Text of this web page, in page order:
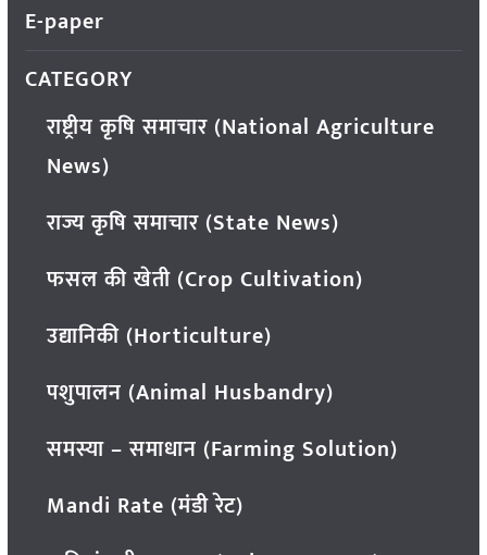
E-paper
CATEGORY
राष्ट्रीय कृषि समाचार (National Agriculture
News)
राज्य कृषि समाचार (State News)
फसल की खेती (Crop Cultivation)
उद्यानिकी (Horticulture)
पशुपालन (Animal Husbandry)
समस्या – समाधान (Farming Solution)
Mandi Rate (मंडी रेट)